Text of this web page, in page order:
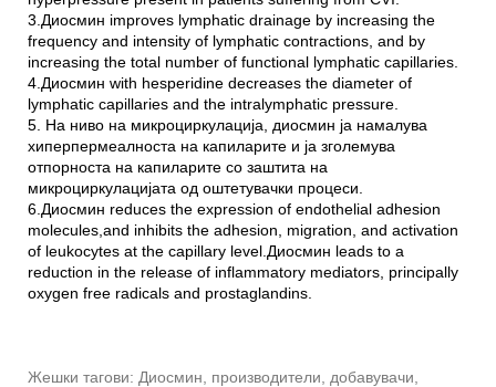
3.Диосмин improves lymphatic drainage by increasing the
frequency and intensity of lymphatic contractions, and by
increasing the total number of functional lymphatic capillaries.
4.Диосмин with hesperidine decreases the diameter of
lymphatic capillaries and the intralymphatic pressure.
5. На ниво на микроциркулација, диосмин ја намалува
хиперпермеалноста на капиларите и ја зголемува
отпорноста на капиларите со заштита на
микроциркулацијата од оштетувачки процеси.
6.Диосмин reduces the expression of endothelial adhesion
molecules,and inhibits the adhesion, migration, and activation
of leukocytes at the capillary level.Диосмин leads to a
reduction in the release of inflammatory mediators, principally
oxygen free radicals and prostaglandins.
Жешки тагови: Диосмин, производители, добавувачи,